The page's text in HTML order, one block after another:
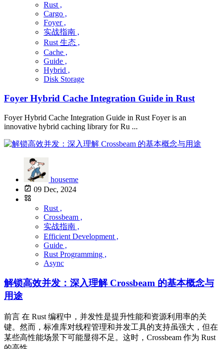
Rust ,
Cargo ,
Foyer ,
实战指南 ,
Rust 生态 ,
Cache ,
Guide ,
Hybrid ,
Disk Storage
Foyer Hybrid Cache Integration Guide in Rust
Foyer Hybrid Cache Integration Guide in Rust Foyer is an
innovative hybrid caching library for Ru ...
houseme
09 Dec, 2024
Rust ,
Crossbeam ,
实战指南 ,
Efficient Development ,
Guide ,
Rust Programming ,
Async
解锁高效并发：深入理解 Crossbeam 的基本概念与
用途
前言 在 Rust 编程中，并发性是提升性能和资源利用率的关
键。然而，标准库对线程管理和并发工具的支持虽强大，但在
某些高性能场景下可能显得不足。这时，Crossbeam 作为 Rust